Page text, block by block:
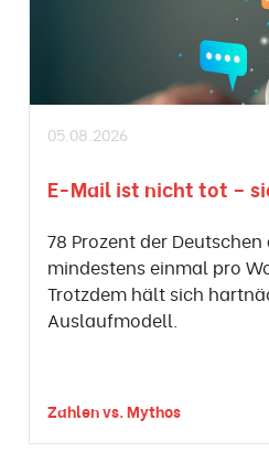
05.08.2026
E-Mail ist nicht tot –
78 Prozent der
mindestens einmal pro
Trotzdem hält sich
Auslaufmodell.
Zahlen vs. Mythos